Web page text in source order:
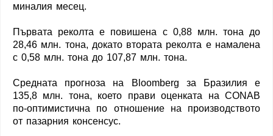
миналия месец.
Първата реколта е повишена с 0,88 млн. тона до
28,46 млн. тона, докато втората реколта е намалена
с 0,58 млн. тона до 107,87 млн. тона.
Средната прогноза на Bloomberg за Бразилия е
135,8 млн. тона, което прави оценката на CONAB
по-оптимистична по отношение на производството
от пазарния консенсус.